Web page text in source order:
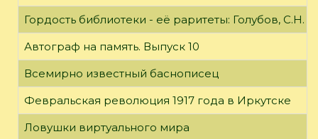
Гордость библиотеки - её раритеты: Голубов, С.Н.
Автограф на память. Выпуск 10
Всемирно известный баснописец
Февральская революция 1917 года в Иркутске
Ловушки виртуального мира